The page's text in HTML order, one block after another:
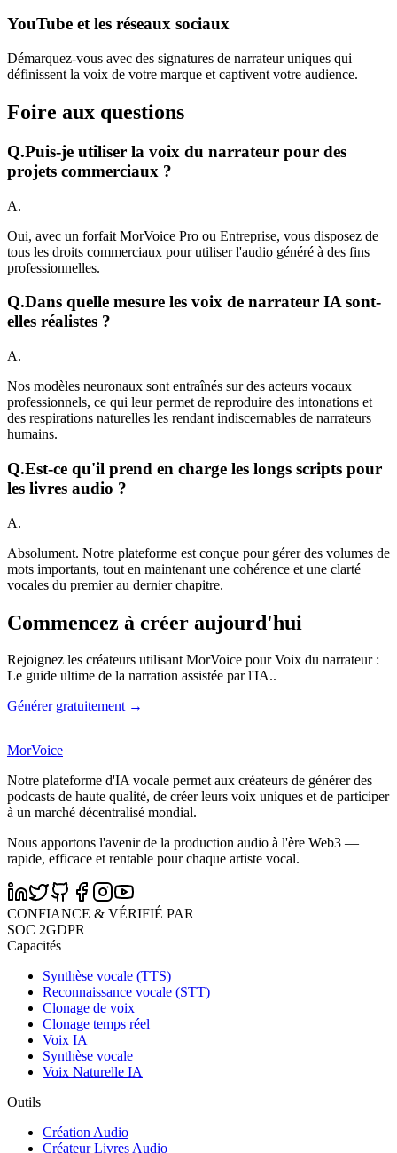
YouTube et les réseaux sociaux
Démarquez-vous avec des signatures de narrateur uniques qui
définissent la voix de votre marque et captivent votre audience.
Foire aux questions
Q.Puis-je utiliser la voix du narrateur pour des
projets commerciaux ?
A.
Oui, avec un forfait MorVoice Pro ou Entreprise, vous disposez de
tous les droits commerciaux pour utiliser l'audio généré à des fins
professionnelles.
Q.Dans quelle mesure les voix de narrateur IA sont-
elles réalistes ?
A.
Nos modèles neuronaux sont entraînés sur des acteurs vocaux
professionnels, ce qui leur permet de reproduire des intonations et
des respirations naturelles les rendant indiscernables de narrateurs
humains.
Q.Est-ce qu'il prend en charge les longs scripts pour
les livres audio ?
A.
Absolument. Notre plateforme est conçue pour gérer des volumes de
mots importants, tout en maintenant une cohérence et une clarté
vocales du premier au dernier chapitre.
Commencez à créer aujourd'hui
Rejoignez les créateurs utilisant MorVoice pour Voix du narrateur :
Le guide ultime de la narration assistée par l'IA..
Générer gratuitement →
MorVoice
Notre plateforme d'IA vocale permet aux créateurs de générer des
podcasts de haute qualité, de créer leurs voix uniques et de participer
à un marché décentralisé mondial.
Nous apportons l'avenir de la production audio à l'ère Web3 —
rapide, efficace et rentable pour chaque artiste vocal.
CONFIANCE & VÉRIFIÉ PAR
SOC 2GDPR
Capacités
Synthèse vocale (TTS)
Reconnaissance vocale (STT)
Clonage de voix
Clonage temps réel
Voix IA
Synthèse vocale
Voix Naturelle IA
Outils
Création Audio
Créateur Livres Audio